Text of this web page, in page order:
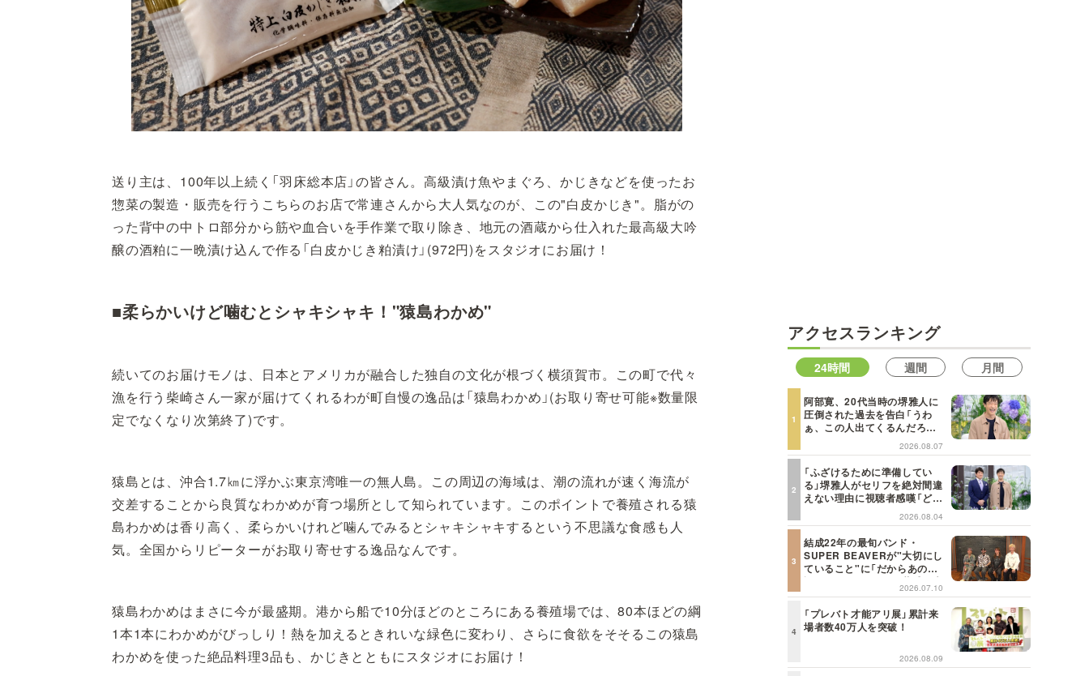
送り主は、100年以上続く「羽床総本店」の皆さん。高級漬け魚やまぐろ、かじきなどを使ったお
惣菜の製造・販売を行うこちらのお店で常連さんから大人気なのが、この"白皮かじき"。脂がの
った背中の中トロ部分から筋や血合いを手作業で取り除き、地元の酒蔵から仕入れた最高級大吟
醸の酒粕に一晩漬け込んで作る「白皮かじき粕漬け」(972円)をスタジオにお届け！
■柔らかいけど噛むとシャキシャキ！"猿島わかめ"
続いてのお届けモノは、日本とアメリカが融合した独自の文化が根づく横須賀市。この町で代々
漁を行う柴崎さん一家が届けてくれるわが町自慢の逸品は「猿島わかめ」(お取り寄せ可能※数量限
定でなくなり次第終了)です。
猿島とは、沖合1.7㎞に浮かぶ東京湾唯一の無人島。この周辺の海域は、潮の流れが速く海流が
交差することから良質なわかめが育つ場所として知られています。このポイントで養殖される猿
島わかめは香り高く、柔らかいけれど噛んでみるとシャキシャキするという不思議な食感も人
気。全国からリピーターがお取り寄せする逸品なんです。
猿島わかめはまさに今が最盛期。港から船で10分ほどのところにある養殖場では、80本ほどの綱
1本1本にわかめがびっしり！熱を加えるときれいな緑色に変わり、さらに食欲をそそるこの猿島
わかめを使った絶品料理3品も、かじきとともにスタジオにお届け！
アクセスランキング
24時間 週間 月間
阿部寛、20代当時の堺雅人に
圧倒された過去を告白「うわ
ぁ、この人出てくるんだろう
な、と思った」【日曜日の初耳
学】
2026.08.07
「ふざけるために準備してい
る」堺雅人がセリフを絶対間違
えない理由に視聴者感嘆「どん
な仕事にも当てはまる」【日曜
日の初耳学】
2026.08.04
結成22年の最旬バンド・
SUPER BEAVERが"大切にし
ていること"に「だからあの歌
詞が届けられるんだ」共感の声
＜日曜日の初耳学＞ 2026.07.10
「プレバト才能アリ展」累計来
場者数40万人を突破！
2026.08.09